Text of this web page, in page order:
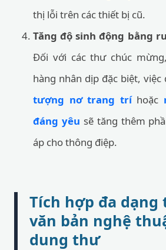
thị lỗi trên các thiết bị cũ.
Tăng độ sinh động bằng
Đối với các thư chúc
hàng nhân dịp đặc biệt, việc
tượng nơ trang tríhoặc
đáng yêu sẽ tăng thêm
áp cho thông điệp.
Tích hợp đa dạng
văn bản nghệ
dung thư